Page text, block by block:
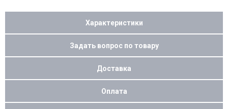
Характеристики
Задать вопрос по товару
Доставка
Оплата